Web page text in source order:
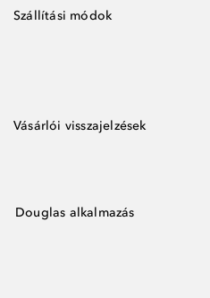
Szállítási módok
Vásárlói visszajelzések
Douglas alkalmazás